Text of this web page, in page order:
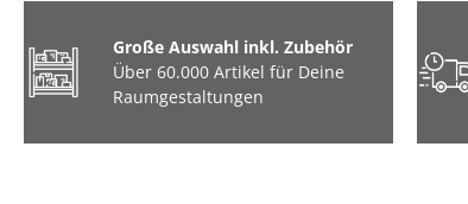
Große Auswahl inkl. Zubehör
Über 60.000 Artikel für Deine
Raumgestaltungen